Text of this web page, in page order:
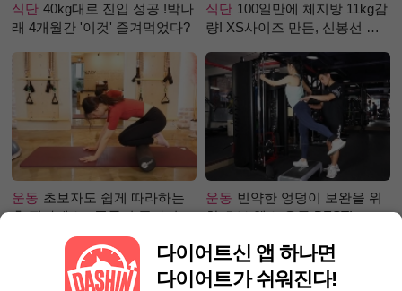
식단 40kg대로 진입 성공 !박나
래 4개월간 '이것' 즐겨먹었다?
식단 100일만에 체지방 11kg감
량! XS사이즈 만든, 신봉선 식
운동 초보자도 쉽게 따라하는
홈 필라테스 - 폼롤러 종아리 알
운동 빈약한 엉덩이 보완을 위
한 초보 헬스 운동 BEST!
다이어트신 앱 하나면
다이어트가 쉬워진다!